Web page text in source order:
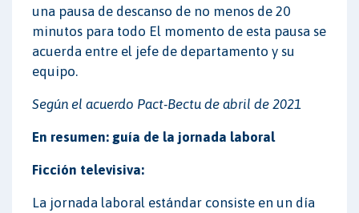
una pausa de descanso de no menos de 20
minutos para todo El momento de esta pausa se
acuerda entre el jefe de departamento y su
equipo.
Según el acuerdo Pact-Bectu de abril de 2021
En resumen: guía de la jornada laboral
Ficción televisiva:
La jornada laboral estándar consiste en un día